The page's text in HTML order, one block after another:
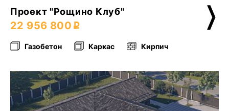
Проект "Рощино Клуб"
22 956 800
Газобетон Каркас Кирпич